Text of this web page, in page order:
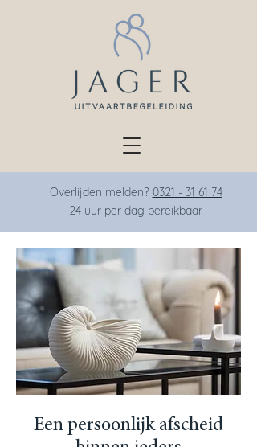
Overlijden melden? 0321 - 31 61 74
24 uur per dag bereikbaar
Een persoonlijk afscheid